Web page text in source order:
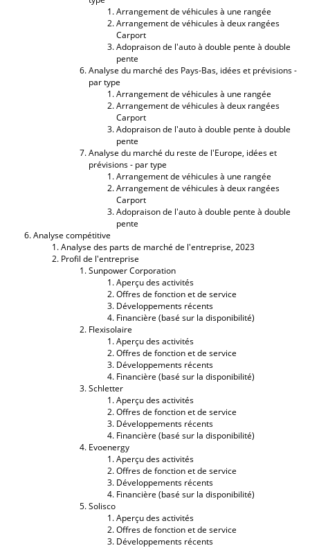
Arrangement de véhicules à une rangée
Arrangement de véhicules à deux rangées
Carport
Adopraison de l'auto à double pente à double
pente
Analyse du marché des Pays-Bas, idées et prévisions -
par type
Arrangement de véhicules à une rangée
Arrangement de véhicules à deux rangées
Carport
Adopraison de l'auto à double pente à double
pente
Analyse du marché du reste de l'Europe, idées et
prévisions - par type
Arrangement de véhicules à une rangée
Arrangement de véhicules à deux rangées
Carport
Adopraison de l'auto à double pente à double
pente
Analyse compétitive
Analyse des parts de marché de l'entreprise, 2023
Profil de l'entreprise
Sunpower Corporation
Aperçu des activités
Offres de fonction et de service
Développements récents
Financière (basé sur la disponibilité)
Flexisolaire
Aperçu des activités
Offres de fonction et de service
Développements récents
Financière (basé sur la disponibilité)
Schletter
Aperçu des activités
Offres de fonction et de service
Développements récents
Financière (basé sur la disponibilité)
Evoenergy
Aperçu des activités
Offres de fonction et de service
Développements récents
Financière (basé sur la disponibilité)
Solisco
Aperçu des activités
Offres de fonction et de service
Développements récents